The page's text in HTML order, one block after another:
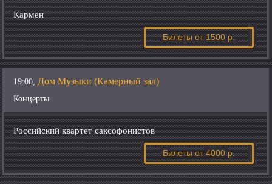
Кармен
Билеты от 1500 р.
19:00,Дом Музыки (Камерный зал)
Концерты
Российский квартет саксофонистов
Билеты от 4000 р.